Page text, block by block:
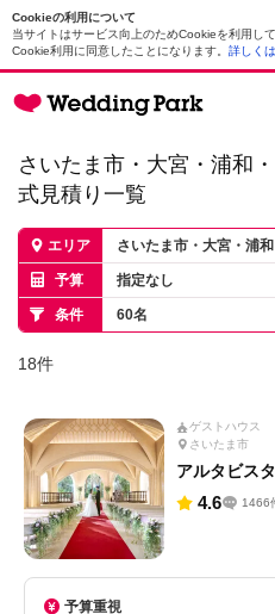
Cookieの利用について
当サイトはサービス向上のためCookieを利用し
Cookie利用に同意したことになります。 詳しく
さいたま市・大宮・浦和
式見積り一覧
エリア さいたま市・大宮・浦
予算 指定なし
条件 60名
18件
ゲストハウス
さいたま市
アルタビス
4.6 1466
予算重視